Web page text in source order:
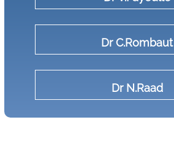
Dr C.Rombaut
Dr N.Raad